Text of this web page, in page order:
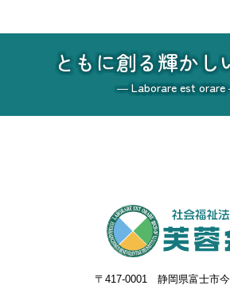
ともに創る輝かし
― Laborare est
〒417-0001 静岡県富士市